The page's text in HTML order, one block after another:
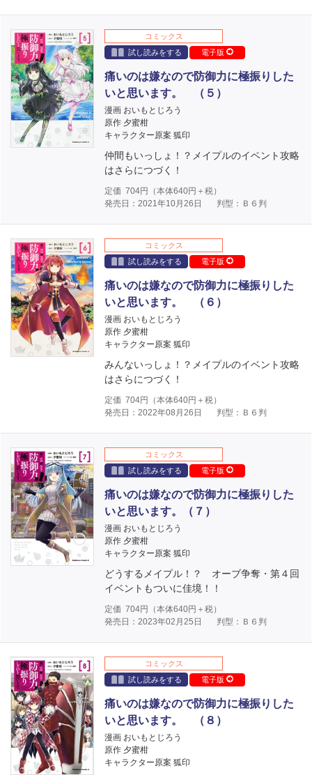
コミックス
試し読みをする
電子版
痛いのは嫌なので防御力に極振りした
いと思います。 （５）
漫画 おいもとじろう
原作 夕蜜柑
キャラクター原案 狐印
仲間もいっしょ！？メイプルのイベント攻略
はさらにつづく！
定価 704円（本体640円＋税）
発売日：2021年10月26日
判型：Ｂ６判
コミックス
試し読みをする
電子版
痛いのは嫌なので防御力に極振りした
いと思います。 （６）
漫画 おいもとじろう
原作 夕蜜柑
キャラクター原案 狐印
みんないっしょ！？メイプルのイベント攻略
はさらにつづく！
定価 704円（本体640円＋税）
発売日：2022年08月26日
判型：Ｂ６判
コミックス
試し読みをする
電子版
痛いのは嫌なので防御力に極振りした
いと思います。（７）
漫画 おいもとじろう
原作 夕蜜柑
キャラクター原案 狐印
どうするメイプル！？ オーブ争奪・第４回
イベントもついに佳境！！
定価 704円（本体640円＋税）
発売日：2023年02月25日
判型：Ｂ６判
コミックス
試し読みをする
電子版
痛いのは嫌なので防御力に極振りした
いと思います。 （８）
漫画 おいもとじろう
原作 夕蜜柑
キャラクター原案 狐印